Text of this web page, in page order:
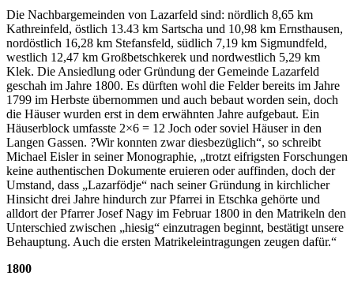
Die Nachbargemeinden von Lazarfeld sind: nördlich 8,65 km
Kathreinfeld, östlich 13.43 km Sartscha und 10,98 km Ernsthausen,
nordöstlich 16,28 km Stefansfeld, südlich 7,19 km Sigmundfeld,
westlich 12,47 km Großbetschkerek und nordwestlich 5,29 km
Klek. Die Ansiedlung oder Gründung der Gemeinde Lazarfeld
geschah im Jahre 1800. Es dürften wohl die Felder bereits im Jahre
1799 im Herbste übernommen und auch bebaut worden sein, doch
die Häuser wurden erst in dem erwähnten Jahre aufgebaut. Ein
Häuserblock umfasste 2×6 = 12 Joch oder soviel Häuser in den
Langen Gassen. ?Wir konnten zwar diesbezüglich“, so schreibt
Michael Eisler in seiner Monographie, „trotzt eifrigsten Forschungen
keine authentischen Dokumente eruieren oder auffinden, doch der
Umstand, dass „Lazarfödje“ nach seiner Gründung in kirchlicher
Hinsicht drei Jahre hindurch zur Pfarrei in Etschka gehörte und
alldort der Pfarrer Josef Nagy im Februar 1800 in den Matrikeln den
Unterschied zwischen „hiesig“ einzutragen beginnt, bestätigt unsere
Behauptung. Auch die ersten Matrikeleintragungen zeugen dafür.“
1800